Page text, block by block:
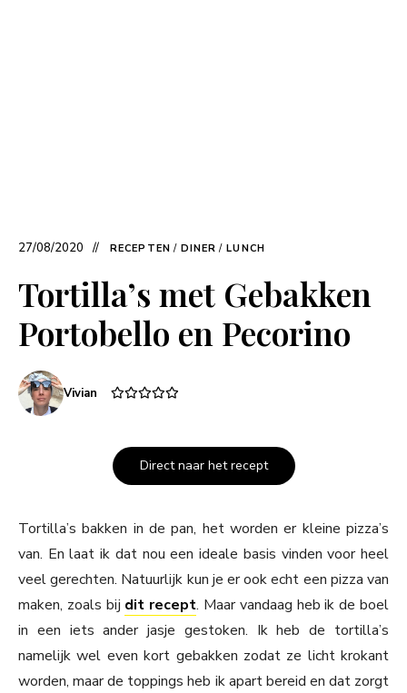
27/08/2020 RECEPTEN / DINER / LUNCH
Tortilla’s met Gebakken
Portobello en Pecorino
Vivian
Direct naar het recept
Tortilla’s bakken in de pan, het worden er kleine pizza’s
van. En laat ik dat nou een ideale basis vinden voor heel
veel gerechten. Natuurlijk kun je er ook echt een pizza van
maken, zoals bij dit recept. Maar vandaag heb ik de boel
in een iets ander jasje gestoken. Ik heb de tortilla’s
namelijk wel even kort gebakken zodat ze licht krokant
worden, maar de toppings heb ik apart bereid en dat zorgt